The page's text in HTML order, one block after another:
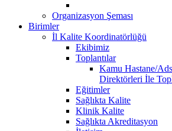
Organizasyon Şeması
Birimler
İl Kalite Koordinatörlüğü
Ekibimiz
Toplantılar
Kamu Hastane/
Direktörleri İle
Eğitimler
Sağlıkta Kalite
Klinik Kalite
Sağlıkta Akreditasyon